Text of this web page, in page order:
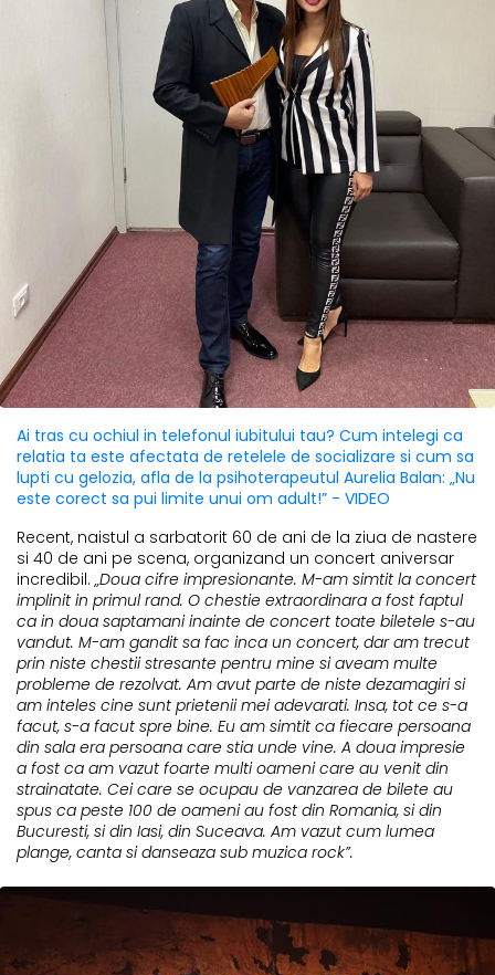
Ai tras cu ochiul in telefonul iubitului tau? Cum intelegi ca
relatia ta este afectata de retelele de socializare si cum sa
lupti cu gelozia, afla de la psihoterapeutul Aurelia Balan: „Nu
este corect sa pui limite unui om adult!” - VIDEO
Recent, naistul a sarbatorit 60 de ani de la ziua de nastere
si 40 de ani pe scena, organizand un concert aniversar
incredibil.„Doua cifre impresionante. M-am simtit la concert
implinit in primul rand. O chestie extraordinara a fost faptul
ca in doua saptamani inainte de concert toate biletele s-au
vandut. M-am gandit sa fac inca un concert, dar am trecut
prin niste chestii stresante pentru mine si aveam multe
probleme de rezolvat. Am avut parte de niste dezamagiri si
am inteles cine sunt prietenii mei adevarati. Insa, tot ce s-a
facut, s-a facut spre bine. Eu am simtit ca fiecare persoana
din sala era persoana care stia unde vine. A doua impresie
a fost ca am vazut foarte multi oameni care au venit din
strainatate. Cei care se ocupau de vanzarea de bilete au
spus ca peste 100 de oameni au fost din Romania, si din
Bucuresti, si din Iasi, din Suceava. Am vazut cum lumea
plange, canta si danseaza sub muzica rock”.